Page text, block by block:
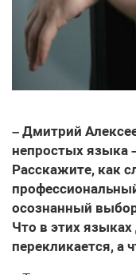
– Дмитрий
непростых языка
Расскажите, как
осознанный
Что в этих языках
перекликается, а